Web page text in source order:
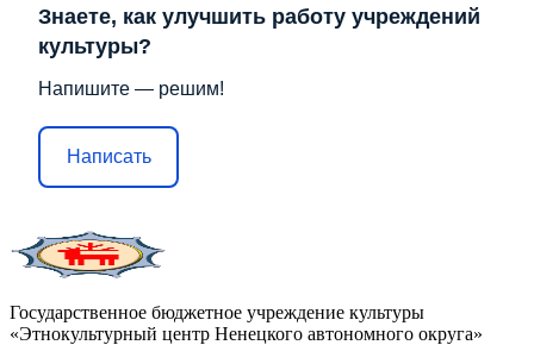
Знаете, как улучшить работу учреждений
культуры?
Напишите — решим!
Написать
Государственное бюджетное учреждение культуры
«Этнокультурный центр Ненецкого автономного округа»